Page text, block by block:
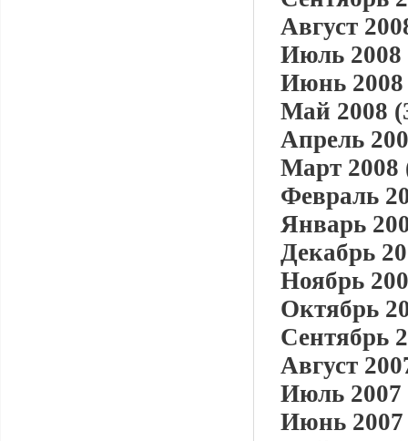
Август
Июль 2008
Июнь 2008
Май 2008
Апрель
Март 2008
Февраль
Январь
Декабрь
Ноябрь
Октябрь
Сентябрь
Август
Июль 2007
Июнь 2007